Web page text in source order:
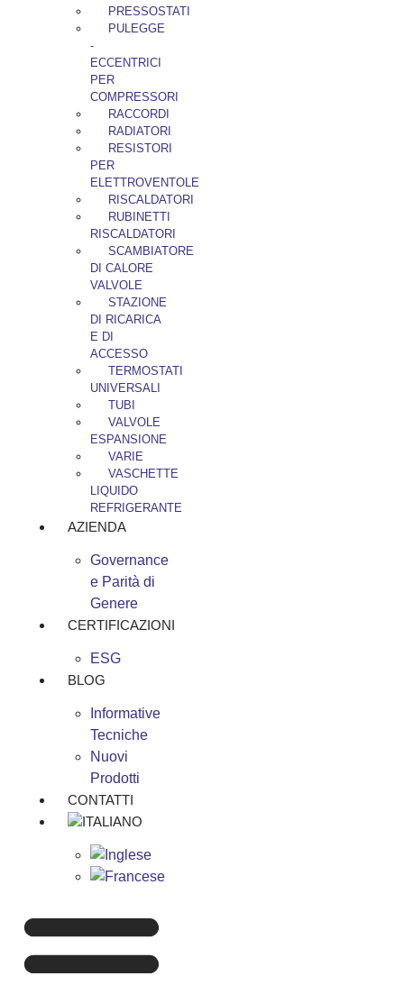
PRESSOSTATI
PULEGGE
-
ECCENTRICI
PER
COMPRESSORI
RACCORDI
RADIATORI
RESISTORI
PER
ELETTROVENTOLE
RISCALDATORI
RUBINETTI
RISCALDATORI
SCAMBIATORE
DI CALORE
VALVOLE
STAZIONE
DI RICARICA
E DI
ACCESSO
TERMOSTATI
UNIVERSALI
TUBI
VALVOLE
ESPANSIONE
VARIE
VASCHETTE
LIQUIDO
REFRIGERANTE
AZIENDA
Governance
e Parità di
Genere
CERTIFICAZIONI
ESG
BLOG
Informative
Tecniche
Nuovi
Prodotti
CONTATTI